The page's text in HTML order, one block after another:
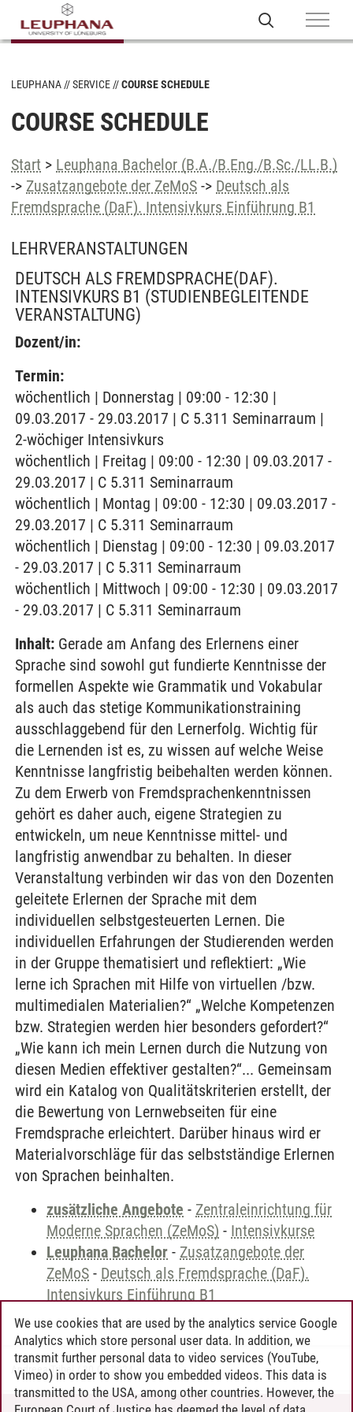
LEUPHANA SERVICE COURSE SCHEDULE
COURSE SCHEDULE
Start > Leuphana Bachelor (B.A./B.Eng./B.Sc./LL.B.)
-> Zusatzangebote der ZeMoS -> Deutsch als
Fremdsprache (DaF). Intensivkurs Einführung B1
LEHRVERANSTALTUNGEN
DEUTSCH ALS FREMDSPRACHE(DAF).
INTENSIVKURS B1 (STUDIENBEGLEITENDE
VERANSTALTUNG)
Dozent/in:
Termin:
wöchentlich | Donnerstag | 09:00 - 12:30 |
09.03.2017 - 29.03.2017 | C 5.311 Seminarraum |
2-wöchiger Intensivkurs
wöchentlich | Freitag | 09:00 - 12:30 | 09.03.2017 -
29.03.2017 | C 5.311 Seminarraum
wöchentlich | Montag | 09:00 - 12:30 | 09.03.2017 -
29.03.2017 | C 5.311 Seminarraum
wöchentlich | Dienstag | 09:00 - 12:30 | 09.03.2017
- 29.03.2017 | C 5.311 Seminarraum
wöchentlich | Mittwoch | 09:00 - 12:30 | 09.03.2017
- 29.03.2017 | C 5.311 Seminarraum
Inhalt: Gerade am Anfang des Erlernens einer
Sprache sind sowohl gut fundierte Kenntnisse der
formellen Aspekte wie Grammatik und Vokabular
als auch das stetige Kommunikationstraining
ausschlaggebend für den Lernerfolg. Wichtig für
die Lernenden ist es, zu wissen auf welche Weise
Kenntnisse langfristig beibehalten werden können.
Zu dem Erwerb von Fremdsprachenkenntnissen
gehört es daher auch, eigene Strategien zu
entwickeln, um neue Kenntnisse mittel- und
langfristig anwendbar zu behalten. In dieser
Veranstaltung verbinden wir das von den Dozenten
geleitete Erlernen der Sprache mit dem
individuellen selbstgesteuerten Lernen. Die
individuellen Erfahrungen der Studierenden werden
in der Gruppe thematisiert und reflektiert: „Wie
lerne ich Sprachen mit Hilfe von virtuellen /bzw.
multimedialen Materialien?“ „Welche Kompetenzen
bzw. Strategien werden hier besonders gefordert?“
„Wie kann ich mein Lernen durch die Nutzung von
diesen Medien effektiver gestalten?“... Gemeinsam
wird ein Katalog von Qualitätskriterien erstellt, der
die Bewertung von Lernwebseiten für eine
Fremdsprache erleichtert. Darüber hinaus wird er
Materialvorschläge für das selbstständige Erlernen
von Sprachen beinhalten.
zusätzliche Angebote - Zentraleinrichtung für
Moderne Sprachen (ZeMoS) - Intensivkurse
Leuphana Bachelor - Zusatzangebote der
ZeMoS - Deutsch als Fremdsprache (DaF).
Intensivkurs Einführung B1
Andreea Tribel 30.06.2024
We use cookies that are used by the analytics service Google
Analytics which store personal user data. In addition, we
transmit further personal data to video services (YouTube,
Vimeo) in order to show you embedded videos. This data is
transmitted to the USA, among other countries. However, the